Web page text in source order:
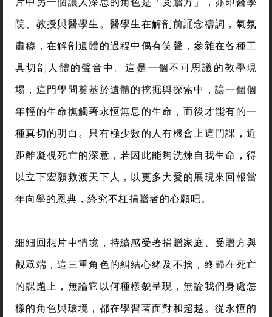
院、教授與醫學生。醫學生在解剖前誦念禱詞，氣氛
肅穆，在解剖遺體的過程中偶有笑聲，參雜在各種工
具切剖人體的聲音中。這是一個不可思議的教學現
場，這門學問奠基於遺體的挖掘與探索中，讓一個個
年輕的生命撫觸著永恆無息的生命，而後才能有的一
種真切的明白。只有極少數的人有機會上這門課，近
距離凝視死亡的深意，若因此能夠洗煉自我生命，得
以立下宏願救渡天下人，以更多大愛的展現來回報當
年向學的恩典，終究不枉捐贈者的心願吧。
細細回想片中情境，持續感受著捐贈家庭、受贈方與
觀眾端，這三重角色的糾結心緒及不捨，終歸在死亡
的課題上，無論它以何種樣貌呈現，無論我們身處怎
樣的角色與環境，都在學習著面對和超越。從永恆的